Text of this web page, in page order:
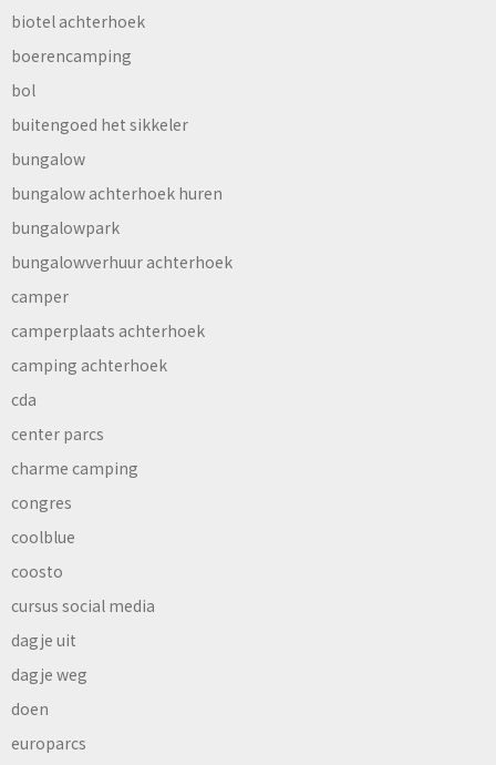
biotel achterhoek
boerencamping
bol
buitengoed het sikkeler
bungalow
bungalow achterhoek huren
bungalowpark
bungalowverhuur achterhoek
camper
camperplaats achterhoek
camping achterhoek
cda
center parcs
charme camping
congres
coolblue
coosto
cursus social media
dagje uit
dagje weg
doen
europarcs